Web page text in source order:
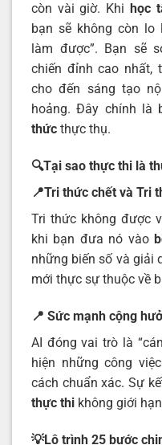
còn vài giờ. Khi học
bạn sẽ không còn lo
làm được”. Bạn sẽ
chiến đỉnh cao nhất,
cho đến sáng tạo
hoảng. Đây chính
thức thực thụ.
🔍Tại sao thực thi là
📍Tri thức chết và Tri
Tri thức không được
khi bạn đưa nó vào
những biến số và giải
mới thực sự thuộc về
📍 Sức mạnh cộng
AI đóng vai trò là
hiện những công
cách chuẩn xác. Sự
thực thi không giới
💡Lộ trình 25 bước